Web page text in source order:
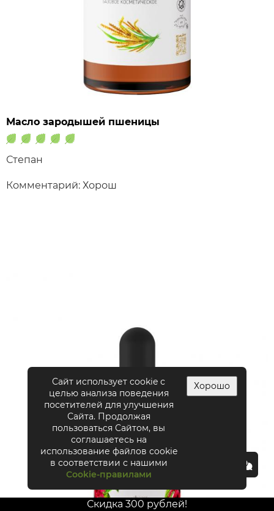
Масло зародышей пшеницы
Степан
Комментарий: Хорош
Сайт использует cookie с
целью анализа поведения
посетителей для улучшения
Сайта. Продолжая
пользоваться Сайтом, вы
соглашаетесь на
использование файлов cookie
в соответствии с нашими
Cookie-правилами
Хорошо
Скидка 300 рублей!